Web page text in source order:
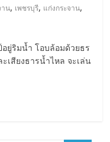
าน, เพชรบุรี, แก่งกระจาน,
ยู่ริมน้ำ โอบล้อมด้วยธร
เสียงธารน้ำไหล จะเล่น